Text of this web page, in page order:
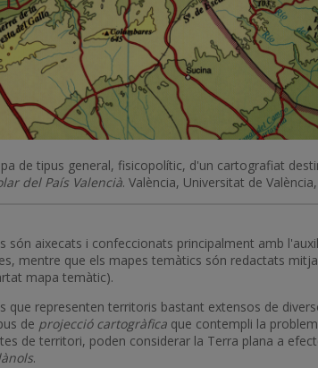
de tipus general, fisicopolític, d'un cartografiat
del País Valencià. València, Universitat de
són aixecats i confeccionats principalment amb
mentre que els mapes temàtics són redactats
mapa temàtic).
que representen territoris bastant extensos de
de projecció cartogràfica que contempli la
de territori, poden considerar la Terra plana a
.